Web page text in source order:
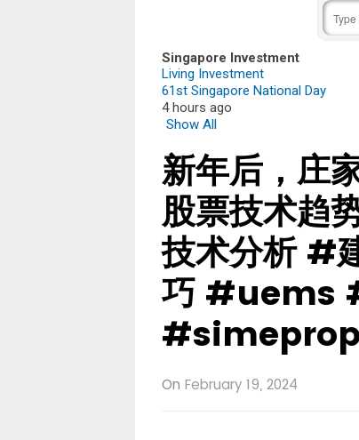
Singapore Investment
Living Investment
61st Singapore National Day
4 hours ago
Show All
新年后，庄
股票技术趋
技术分析 #
巧 #uems
On February 19, 2024